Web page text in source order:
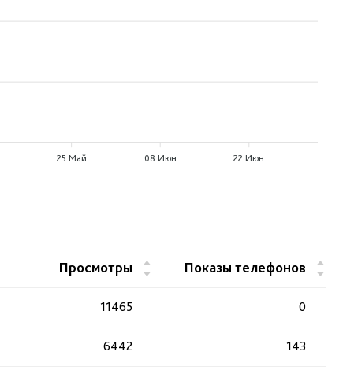
25 Май 08 Июн 22 Июн
Просмотры
▲
▼
Показы телефонов
▲
▼
11465 0
6442 143